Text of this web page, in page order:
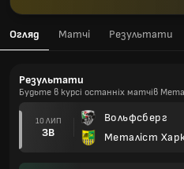
Огляд Матчі Результати
Результати
Будьте в курсі останніх матчів
10 ЛИП
ЗВ
Вольфсберг
Металіст